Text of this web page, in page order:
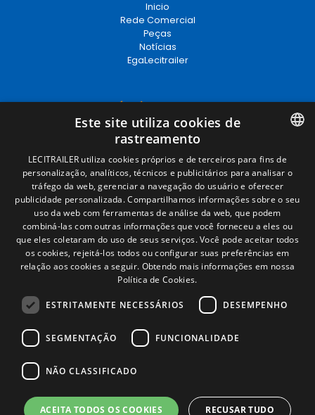
Inicio
Rede Comercial
Peças
Notícias
EgaLecitrailer
Términos legales
Aviso legal
Política de privacidade
Política de cookies
Condições Gerais de Venda
Gerenciar cookies
Contacto
Camino de los Huertos, S/N. Apdo 100
50620 - Casetas (Zaragoza) SPAIN
+(34) 976 462 121
SPANISH
ENGLISH
FRENCH
ITALIAN
PORTUGUESE
Este site utiliza cookies de
rastreamento
LECITRAILER utiliza cookies próprios e de terceiros para fins de
personalização, analíticos, técnicos e publicitários para analisar o
tráfego da web, gerenciar a navegação do usuário e oferecer
publicidade personalizada. Compartilhamos informações sobre o seu
uso da web com ferramentas de análise da web, que podem
combiná-las com outras informações que você forneceu a eles ou
que eles coletaram do uso de seus serviços. Você pode aceitar todos
os cookies, rejeitá-los todos ou configurar suas preferências em
relação aos cookies a seguir. Obtendo mais informações em nossa
Política de Cookies.
ESTRITAMENTE NECESSÁRIOS DESEMPENHO
SEGMENTAÇÃO FUNCIONALIDADE
NÃO CLASSIFICADO
ACEITA TODOS OS COOKIES RECUSAR TUDO